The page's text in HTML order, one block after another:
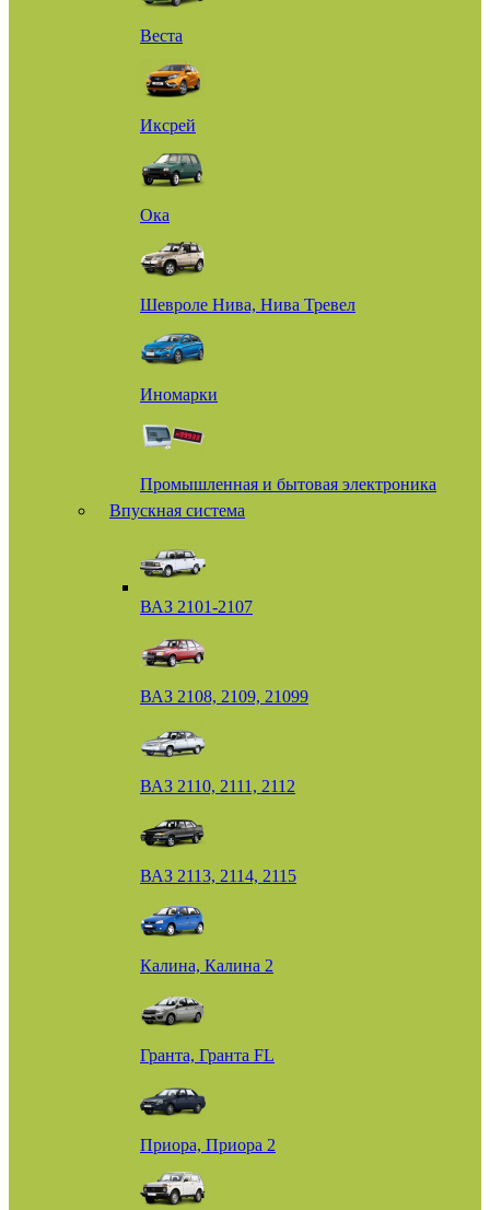
Веста
Иксрей
Ока
Шевроле Нива, Нива Тревел
Иномарки
Промышленная и бытовая электроника
Впускная система
ВАЗ 2101-2107
ВАЗ 2108, 2109, 21099
ВАЗ 2110, 2111, 2112
ВАЗ 2113, 2114, 2115
Калина, Калина 2
Гранта, Гранта FL
Приора, Приора 2